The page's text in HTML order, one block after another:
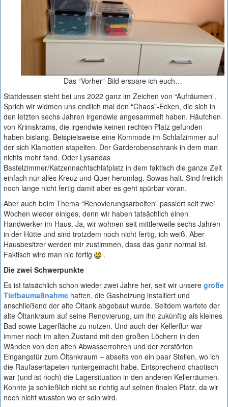
Das “Vorher”-Bild erspare ich euch…
Stattdessen steht bei uns 2022 ganz im Zeichen von “Aufräumen”.
Sprich wir widmen uns endlich mal den “Chaos”-Ecken, die sich in
den letzten sechs Jahren irgendwie angesammelt haben. Häufchen
von Krimskrams, die irgendwie keinen rechten Platz gefunden
haben bislang. Beispielsweise eine Kommode im Schlafzimmer auf
der sich Klamotten stapelten. Der Garderobenschrank in dem man
nichts mehr fand. Oder Lysandas
Bastelzimmer/Katzennachtschlafplatz in dem faktisch die ganze Zeit
einfach nur alles Kreuz und Quer herumlag. Sowas halt. Sind freilich
noch lange nicht fertig damit aber es geht spürbar voran.
Aber auch beim Thema “Renovierungsarbeiten” passiert seit zwei
Wochen wieder einiges, denn wir haben tatsächlich einen
Handwerker im Haus. Ja, wir wohnen seit mittlerweile sechs Jahren
in der Hütte und sind trotzdem noch nicht fertig, ich weiß. Aber
Hausbesitzer werden mir zustimmen, dass das ganz normal ist.
Faktisch wird man nie fertig
.
Die zwei Schwerpunkte
Es ist tatsächlich schon wieder zwei Jahre her, seit wir unsere große
Tiefbaumaßnahme hatten, die Gasheizung installiert und
anschließend der alte Öltank abgebaut wurde. Seitdem wartete der
alte Öltankraum auf seine Renovierung, um ihn zukünftig als kleines
Bad sowie Lagerfläche zu nutzen. Und auch der Kellerflur war
immer noch im alten Zustand mit den großen Löchern in den
Wänden von den alten Abwasserrohren und der zerstörten
Eingangstür zum Öltankraum – abseits von ein paar Stellen, wo ich
die Raufasertapeten runtergemacht habe. Entsprechend chaotisch
war (und ist noch) die Lagersituation in den anderen Kellerräumen.
Konnte ja schließlich nicht so richtig auf seinen finalen Platz, da wir
noch nicht wussten wo er sein wird.